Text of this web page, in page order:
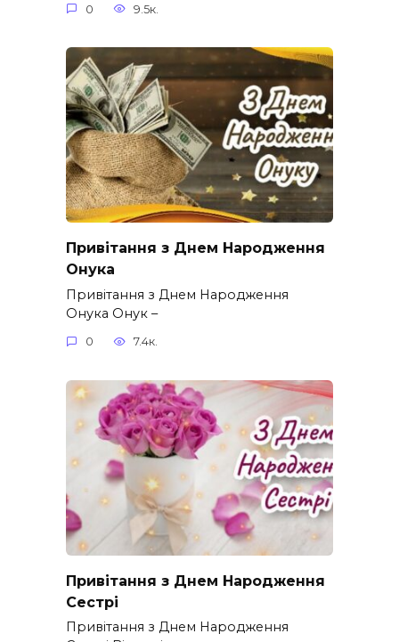
0 9.5к.
Привітання з Днем Народження
Онука
Привітання з Днем Народження
Онука Онук –
0 7.4к.
Привітання з Днем Народження
Сестрі
Привітання з Днем Народження